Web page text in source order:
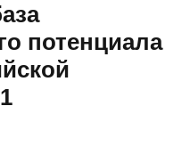
потенциала